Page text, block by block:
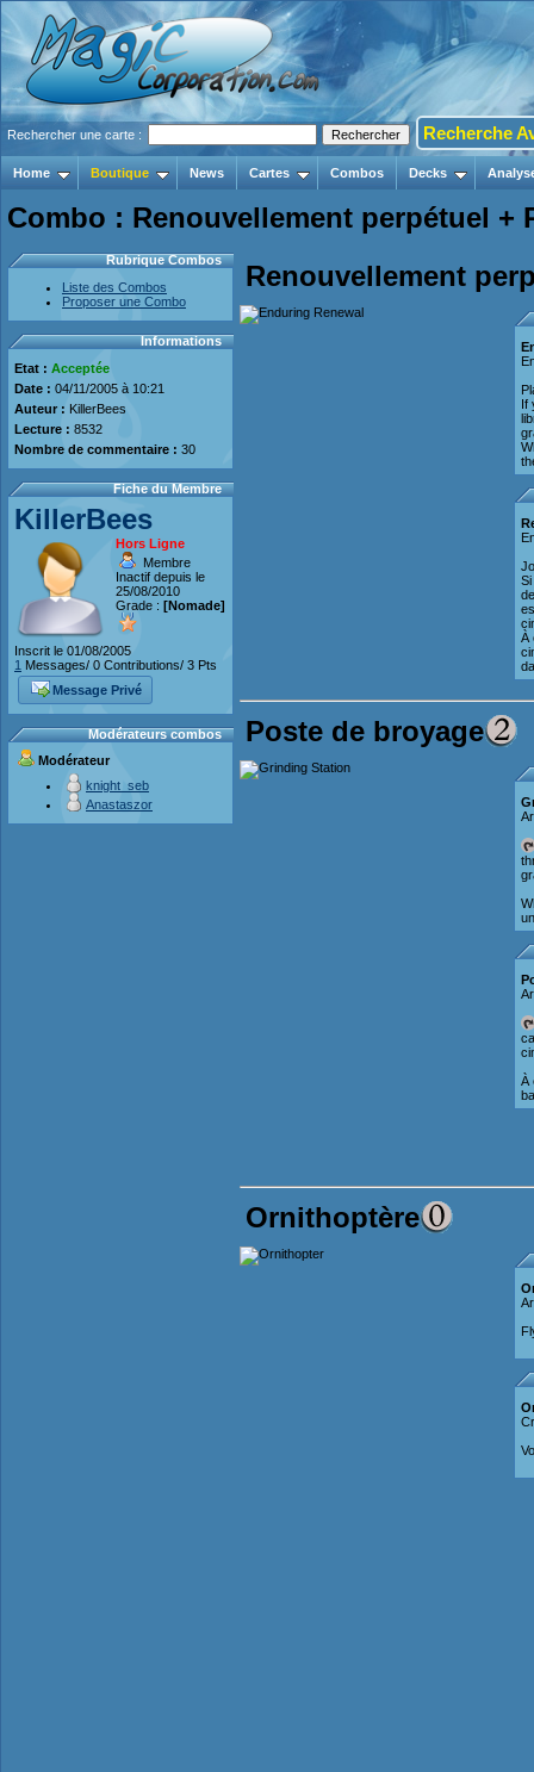
Rechercher une carte : Recherche
Home Boutique News Cartes Combos Decks
Combo : Renouvellement perpétuel +
Rubrique Combos
Liste des Combos
Proposer une Combo
Informations
Etat : Acceptée
Date : 04/11/2005 à 10:21
Auteur : KillerBees
Lecture : 8532
Nombre de commentaire : 30
Fiche du Membre
KillerBees
Hors Ligne
Membre
Inactif depuis le
25/08/2010
Grade : [Nomade]
Inscrit le 01/08/2005
1 Messages/ 0 Contributions/ 3 Pts
Message Privé
Modérateurs combos
Modérateur
knight_seb
Anastaszor
Renouvellement
If
À
Poste de broyage
À
Ornithoptère